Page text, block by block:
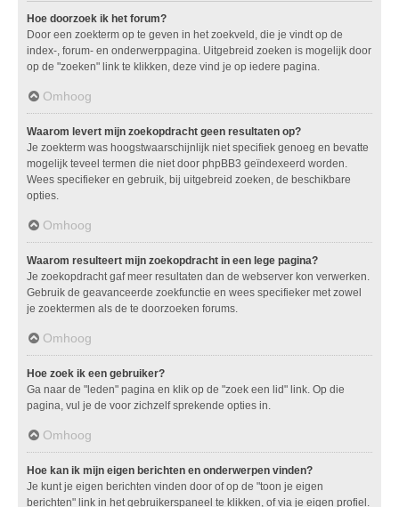
Hoe doorzoek ik het forum?
Door een zoekterm op te geven in het zoekveld, die je vindt op de
index-, forum- en onderwerppagina. Uitgebreid zoeken is mogelijk door
op de "zoeken" link te klikken, deze vind je op iedere pagina.
Omhoog
Waarom levert mijn zoekopdracht geen resultaten op?
Je zoekterm was hoogstwaarschijnlijk niet specifiek genoeg en bevatte
mogelijk teveel termen die niet door phpBB3 geïndexeerd worden.
Wees specifieker en gebruik, bij uitgebreid zoeken, de beschikbare
opties.
Omhoog
Waarom resulteert mijn zoekopdracht in een lege pagina?
Je zoekopdracht gaf meer resultaten dan de webserver kon verwerken.
Gebruik de geavanceerde zoekfunctie en wees specifieker met zowel
je zoektermen als de te doorzoeken forums.
Omhoog
Hoe zoek ik een gebruiker?
Ga naar de "leden" pagina en klik op de "zoek een lid" link. Op die
pagina, vul je de voor zichzelf sprekende opties in.
Omhoog
Hoe kan ik mijn eigen berichten en onderwerpen vinden?
Je kunt je eigen berichten vinden door of op de "toon je eigen
berichten" link in het gebruikerspaneel te klikken, of via je eigen profiel.